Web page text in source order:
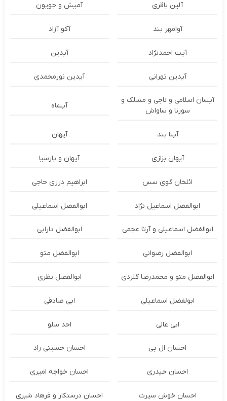
آلین باقری آمیش و جویون
آوامهر بند آکو آزاد
آیت احمدنژاد آیدین
آیدین تهرانی آیدین نورمحمدی
آیسان اسلامی و ناجی و مسلک و
سورنا و ساواش
آیشاه
آینا بند آیهان
آیهان بزازی آیهان و پارسیا
ائلخان گوی سس ابراهیم درزی حاجی
ابوالفضل اسماعیل نژاد ابوالفضل اسماعیلی
ابوالفضل اسماعیلی و آرتا عجمی ابوالفضل دارابی
ابوالفضل رضوانی ابوالفضل متو
ابوالفضل متو و محمدرضا گلردی ابوالفضل نظری
ابولفضل اسماعیلی ابی صادقی
ابی عالی احد سلو
احسان ال پی احسان حسینی راد
احسان حیدری احسان خواجه امیری
احسان خوش سیرت احسان درستكار و فرهاد شيرى